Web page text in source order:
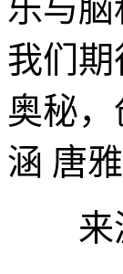
乐与
我们
奥秘
涵 唐
来源